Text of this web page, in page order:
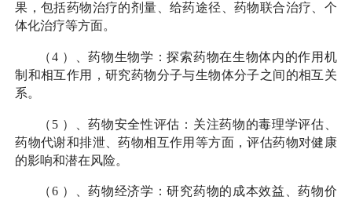
果，包括药物治疗的剂量、给药途径、药物联合治疗、个
体化治疗等方面。
（4 ）、药物生物学：探索药物在生物体内的作用机
制和相互作用，研究药物分子与生物体分子之间的相互关
系。
（ 5 ）、药物安全性评估：关注药物的毒理学评估、
药物代谢和排泄、药物相互作用等方面，评估药物对健康
的影响和潜在风险。
（6 ）、药物经济学：研究药物的成本效益、药物价